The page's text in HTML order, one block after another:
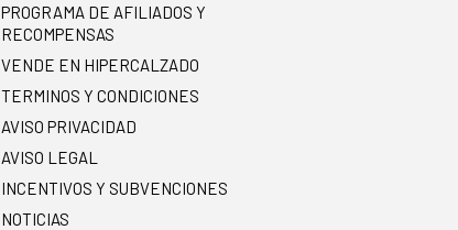
PROGRAMA DE AFILIADOS Y
RECOMPENSAS
VENDE EN HIPERCALZADO
TERMINOS Y CONDICIONES
AVISO PRIVACIDAD
AVISO LEGAL
INCENTIVOS Y SUBVENCIONES
NOTICIAS